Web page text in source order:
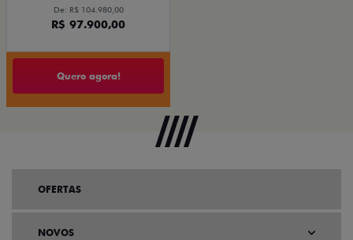
De: R$ 104.980,00
R$ 97.900,00
Quero agora!
OFERTAS
NOVOS